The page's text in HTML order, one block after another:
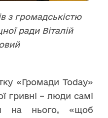
з громадськістю
ради Віталій
«Громади Today»
гривні – люди самі
на нього, «щоб